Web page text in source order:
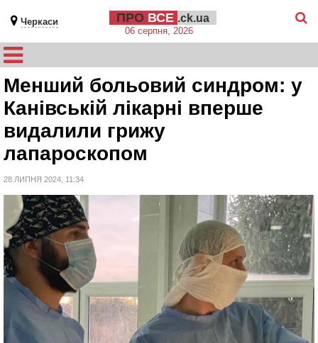
Черкаси ПРО ВСЕ .ck.ua
06 серпня, 2026
Менший больовий синдром: у
Канівській лікарні вперше
видалили грижу
лапароскопом
28 ЛИПНЯ 2024, 11:34